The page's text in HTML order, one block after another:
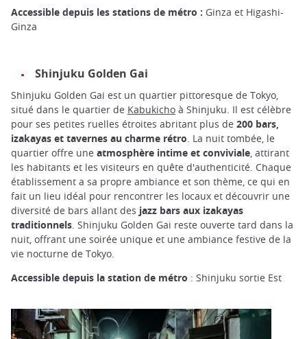
Accessible depuis les stations de métro : Ginza et Higashi-
Ginza
Shinjuku Golden Gai
Shinjuku Golden Gai est un quartier pittoresque de Tokyo,
situé dans le quartier de Kabukicho à Shinjuku. Il est célèbre
pour ses petites ruelles étroites abritant plus de 200 bars,
izakayas et tavernes au charme rétro. La nuit tombée, le
quartier offre une atmosphère intime et conviviale, attirant
les habitants et les visiteurs en quête d'authenticité. Chaque
établissement a sa propre ambiance et son thème, ce qui en
fait un lieu idéal pour rencontrer les locaux et découvrir une
diversité de bars allant des jazz bars aux izakayas
traditionnels. Shinjuku Golden Gai reste ouverte tard dans la
nuit, offrant une soirée unique et une ambiance festive de la
vie nocturne de Tokyo.
Accessible depuis la station de métro : Shinjuku sortie Est